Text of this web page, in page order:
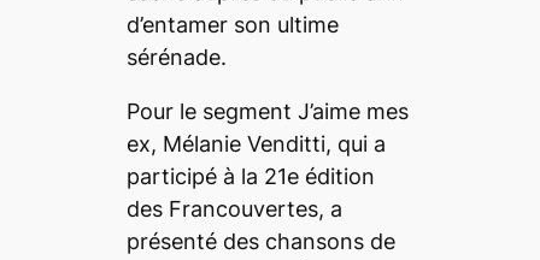
d’entamer son ultime
sérénade.
Pour le segment J’aime mes
ex, Mélanie Venditti, qui a
participé à la 21eédition
des Francouvertes, a
présenté des chansons de